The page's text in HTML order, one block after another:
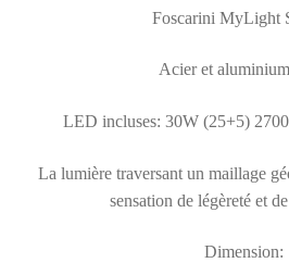
Foscarini MyLight
Acier et
LED incluses: 30W (25+5)
La lumière traversant un maillage
sensation de légèreté et
Dimension: